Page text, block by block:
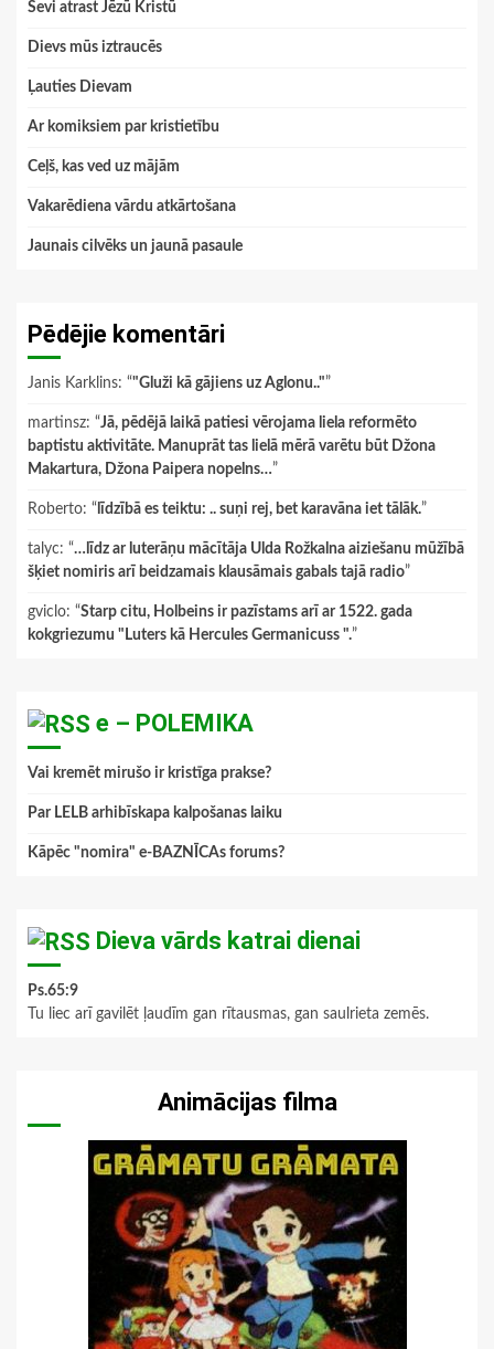
Sevi atrast Jēzū Kristū
Dievs mūs iztraucēs
Ļauties Dievam
Ar komiksiem par kristietību
Ceļš, kas ved uz mājām
Vakarēdiena vārdu atkārtošana
Jaunais cilvēks un jaunā pasaule
Pēdējie komentāri
Janis Karklins: “"Gluži kā gājiens uz Aglonu.."”
martinsz: “Jā, pēdējā laikā patiesi vērojama liela reformēto
baptistu aktivitāte. Manuprāt tas lielā mērā varētu būt Džona
Makartura, Džona Paipera nopelns…”
Roberto: “ līdzībā es teiktu: .. suņi rej, bet karavāna iet tālāk.”
talyc: “…līdz ar luterāņu mācītāja Ulda Rožkalna aiziešanu mūžībā
šķiet nomiris arī beidzamais klausāmais gabals tajā radio”
gviclo: “Starp citu, Holbeins ir pazīstams arī ar 1522. gada
kokgriezumu "Luters kā Hercules Germanicuss ".”
e – POLEMIKA
Vai kremēt mirušo ir kristīga prakse?
Par LELB arhibīskapa kalpošanas laiku
Kāpēc "nomira" e-BAZNĪCAs forums?
Dieva vārds katrai dienai
Ps.65:9
Tu liec arī gavilēt ļaudīm gan rītausmas, gan saulrieta zemēs.
Animācijas filma